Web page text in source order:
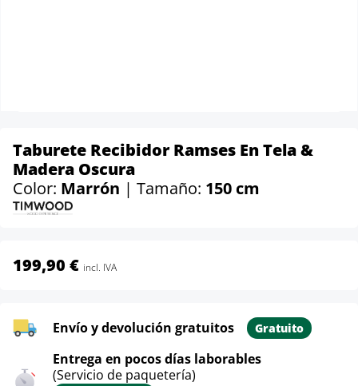
Taburete Recibidor Ramses En Tela &
Madera Oscura
Color: Marrón | Tamaño: 150 cm
199,90 € incl. IVA
Envío y devolución gratuitos Gratuito
Entrega en pocos días laborables
(Servicio de paquetería)